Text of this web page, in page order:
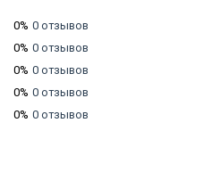
0% 0 отзывов
0% 0 отзывов
0% 0 отзывов
0% 0 отзывов
0% 0 отзывов